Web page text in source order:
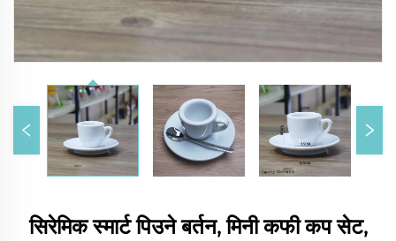
सिरेमिक स्मार्ट पिउने बर्तन, मिनी कफी कप सेट,